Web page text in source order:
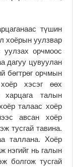
түшин
хоёрын уулзвар
орчмоос
дагуу цувуулан
бөгтрөг орчмын
хэсэг өөх
талын
талаас хоёр
авсан хоёр
тусгай тавина.
таллана. Хоёр
нэгийг нь галын
болгож тусгай